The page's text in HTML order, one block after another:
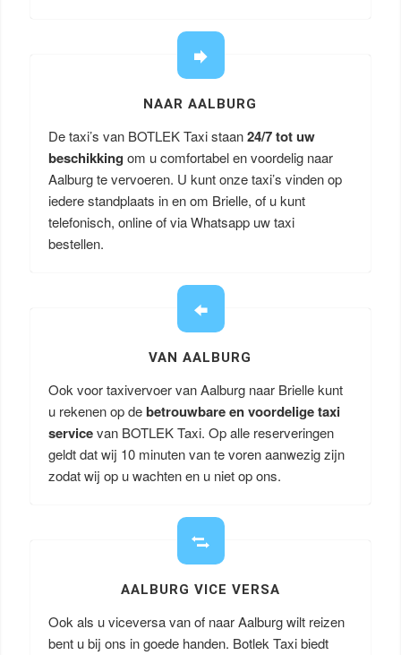
NAAR AALBURG
De taxi’s van BOTLEK Taxi staan24/7 tot uw
beschikking om u comfortabel en voordelig naar
Aalburg te vervoeren. U kunt onze taxi’s vinden op
iedere standplaats in en om Brielle, of u kunt
telefonisch, online of via Whatsapp uw taxi
bestellen.
VAN AALBURG
Ook voor taxivervoer van Aalburg naar Brielle kunt
u rekenen op debetrouwbare en voordelige taxi
servicevan BOTLEK Taxi. Op alle reserveringen
geldt dat wij 10 minuten van te voren aanwezig zijn
zodat wij op u wachten en u niet op ons.
AALBURG VICE VERSA
Ook als u viceversa van of naar Aalburg wilt reizen
bent u bij ons in goede handen. Botlek Taxi biedt